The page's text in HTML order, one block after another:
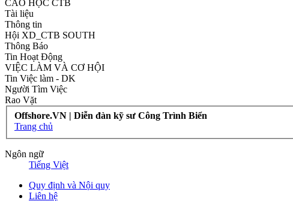
CAO HỌC CTB
Tài liệu
Thông tin
Hội XD_CTB SOUTH
Thông Báo
Tin Hoạt Động
VIỆC LÀM VÀ CƠ HỘI
Tin Việc làm - DK
Người Tìm Việc
Rao Vặt
Offshore.VN | Diễn đàn kỹ sư Công Trình Biển
Trang chủ
Ngôn ngữ
Tiếng Việt
Quy định và Nội quy
Liên hệ